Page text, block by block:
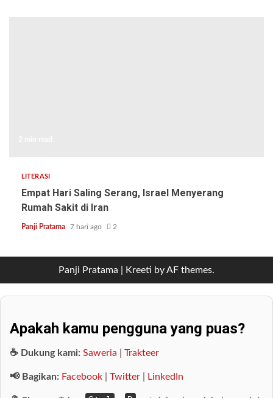
LITERASI
Empat Hari Saling Serang, Israel Menyerang
Rumah Sakit di Iran
Panji Pratama 7 hari ago 2
Panji Pratama Kreeti by AF themes.
Apakah kamu pengguna yang puas?
☕ Dukung kami: Saweria Trakteer
📢 Bagikan: Facebook Twitter LinkedIn